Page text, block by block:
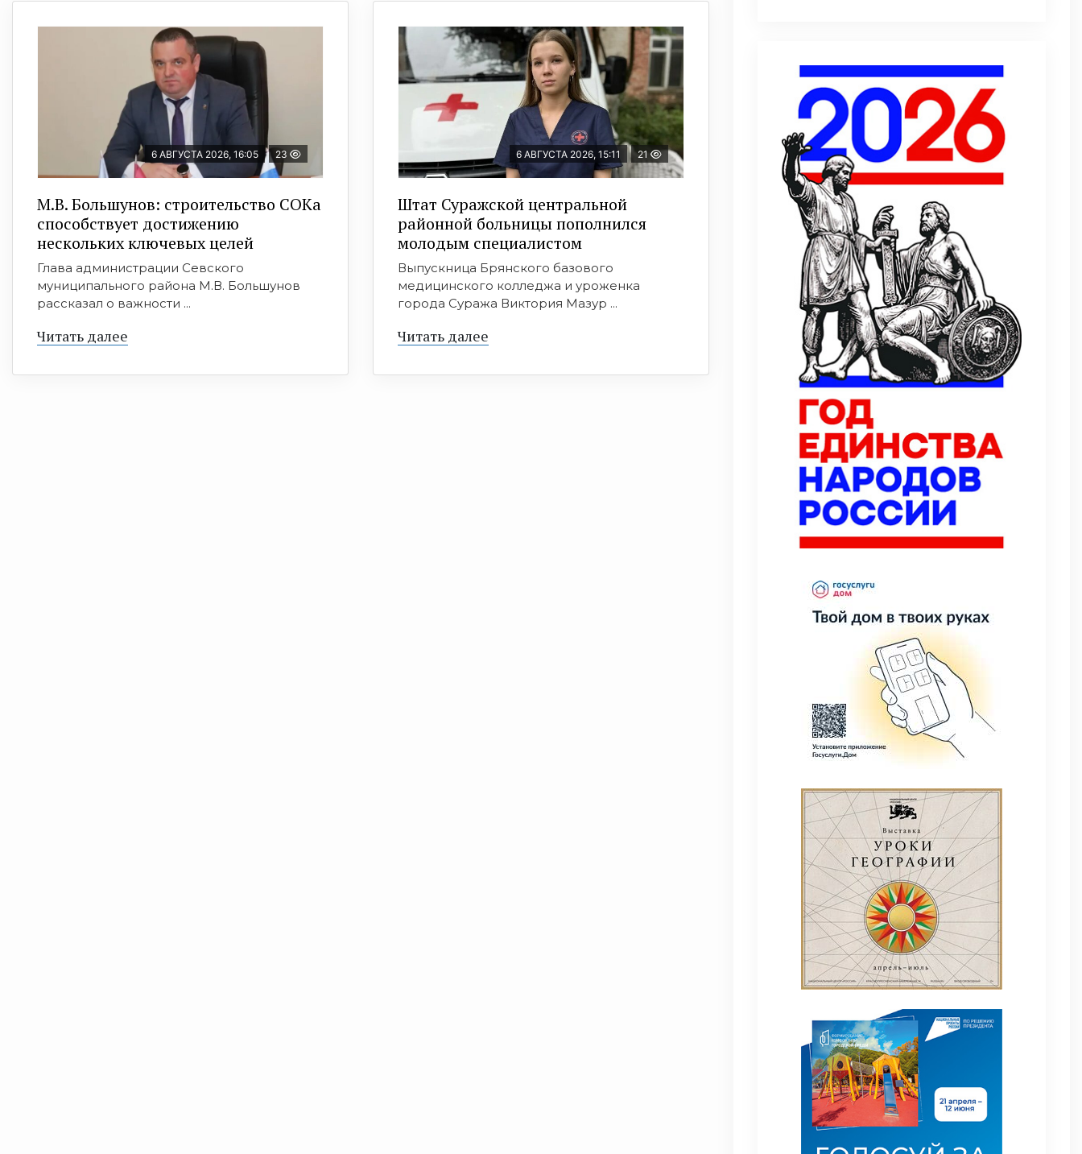
6 АВГУСТА 2026, 16:05 23
М.В. Большунов: строительство СОКа
способствует достижению
нескольких ключевых целей
Глава администрации Севского
муниципального района М.В. Большунов
рассказал о важности ...
Читать далее
6 АВГУСТА 2026, 15:11 21
Штат Суражской центральной
районной больницы пополнился
молодым специалистом
Выпускница Брянского базового
медицинского колледжа и уроженка
города Суража Виктория Мазур ...
Читать далее